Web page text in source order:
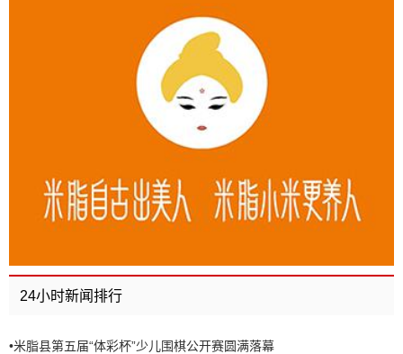
24小时新闻排行
•米脂县第五届“体彩杯”少儿围棋公开赛圆满落幕